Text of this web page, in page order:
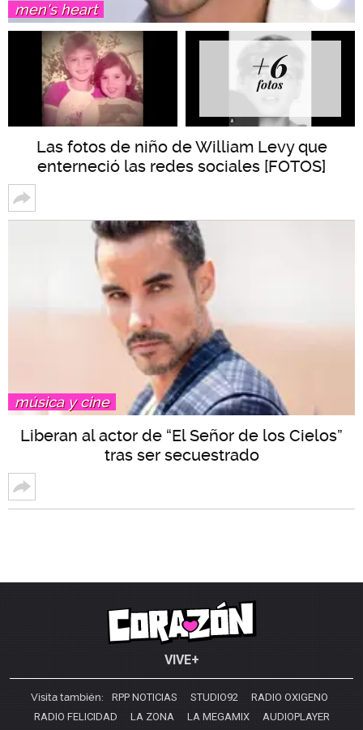
men's heart
+6
fotos
Las fotos de niño de William Levy que
enterneció las redes sociales [FOTOS]
música y cine
Liberan al actor de “El Señor de los Cielos”
tras ser secuestrado
VIVE+
Visita también: RPP NOTICIAS STUDIO92
RADIO OXIGENO
RADIO FELICIDAD
LA ZONA LA MEGAMIX AUDIOPLAYER